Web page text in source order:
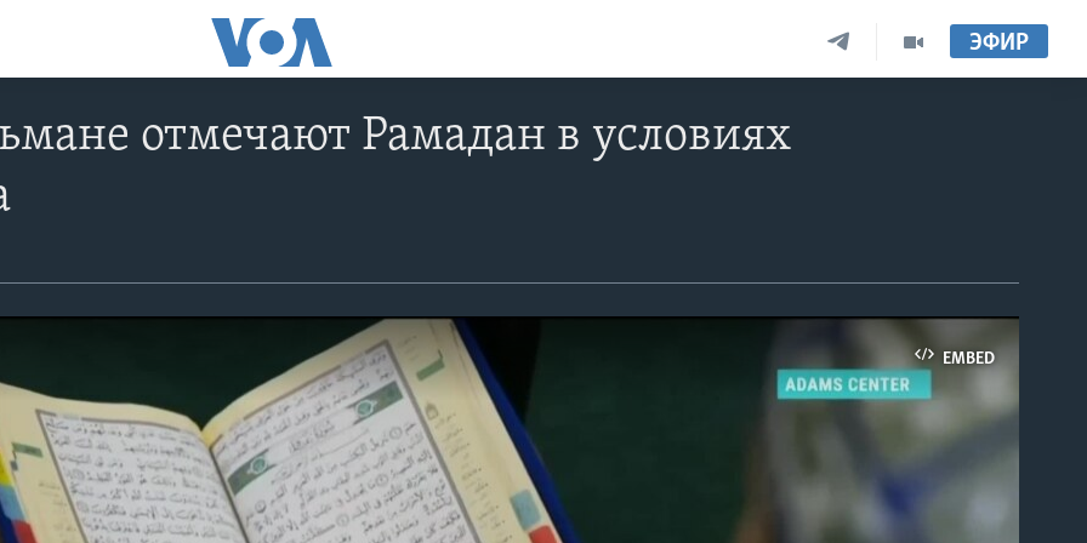
ЭФИР
отмечают Рамадан в условиях
EMBED